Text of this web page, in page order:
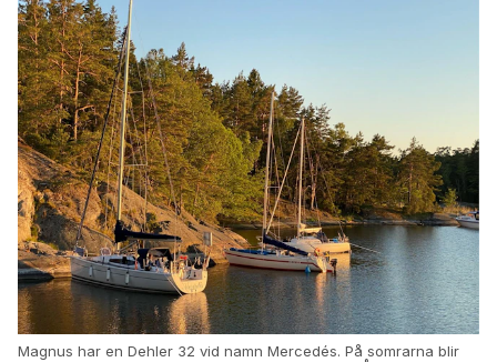
Magnus har en Dehler 32 vid namn Mercedés. På somrarna blir